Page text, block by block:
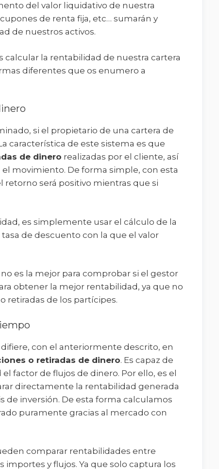
del valor liquidativo de nuestra
de renta fija, etc… sumarán y
de nuestros activos.
la rentabilidad de nuestra cartera
diferentes que os enumero a
si el propietario de una cartera de
característica de este sistema es que
de dinero realizadas por el cliente, así
movimiento. De forma simple, con esta
será positivo mientras que si
es simplemente usar el cálculo de la
de descuento con la que el valor
es la mejor para comprobar si el gestor
obtener la mejor rentabilidad, ya que no
retiradas de los partícipes.
con el anteriormente descrito, en
o retiradas de dinero. Es capaz de
factor de flujos de dinero. Por ello, es el
directamente la rentabilidad generada
de inversión. De esta forma calculamos
puramente gracias al mercado con
comparar rentabilidades entre
y flujos. Ya que solo captura los